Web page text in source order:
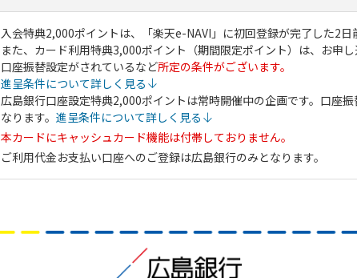
入会特典2,000ポイントは、「楽天e-NAVI」に初回登録が完了した2日
また、カード利用特典3,000ポイント（期間限定ポイント）は、お申
口座振替設定がされているなど所定の条件がございます。
進呈条件について詳しく見る
広島銀行口座設定特典2,000ポイントは常時開催中の企画です。口座
なります。 進呈条件について詳しく見る
本カードにキャッシュカード機能は付帯しておりません。
ご利用代金お支払い口座へのご登録は広島銀行のみとなります。